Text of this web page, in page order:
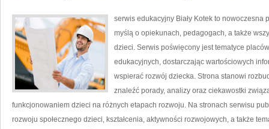
serwis edukacyjny Biały Kotek to nowoczesna
myślą o opiekunach, pedagogach, a także
dzieci. Serwis poświęcony jest tematyce
edukacyjnych, dostarczając wartościowych
wspierać rozwój dziecka. Strona stanowi
znaleźć porady, analizy oraz ciekawostki
funkcjonowaniem dzieci na różnych etapach rozwoju. Na stronach serwisu
rozwoju społecznego dzieci, kształcenia, aktywności rozwojowych, a także